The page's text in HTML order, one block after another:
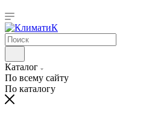
Каталог
По всему сайту
По каталогу